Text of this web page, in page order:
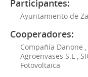
Participantes:
Ayuntamiento de
Cooperadores:
Compañía Danone ,
Agroenvases S.L ,
Fotovoltaica